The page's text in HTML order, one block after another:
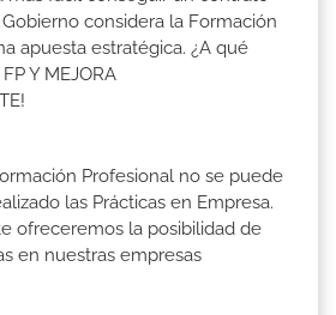
considera la Formación
apuesta estratégica. ¿A qué
Y MEJORA
Profesional no se puede
las Prácticas en Empresa.
ofreceremos la posibilidad de
en nuestras empresas